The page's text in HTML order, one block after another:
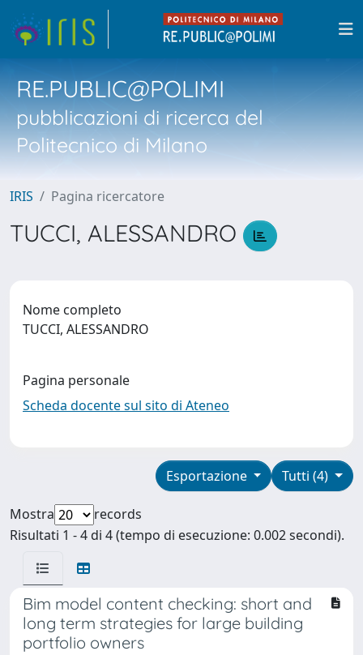
RE.PUBLIC@POLIMI
pubblicazioni di ricerca del
Politecnico di Milano
IRIS Pagina ricercatore
TUCCI, ALESSANDRO
Nome completo
TUCCI, ALESSANDRO
Pagina personale
Scheda docente sul sito di Ateneo
Tutti (4)
Esportazione
Mostra
records
Risultati 1 - 4 di 4 (tempo di esecuzione: 0.002 secondi).
Bim model content checking: short and
long term strategies for large building
portfolio owners